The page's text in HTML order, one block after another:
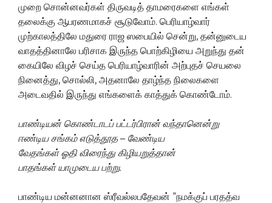
முறை சொன்னவர்கள் திருவடித் தாமரைகளை எங்கள்
தலைக்கு ஆபரணமாகச் சூடுவோம். பெரியாழ்வார்
முற்காலத்திலே மதுரை ராஜ ஸபையில் சென்று, தன்னுடைய
வாதத்தினாலே பரிசாக இருந்த பொற்கிழியை அறுந்து தன்
கையிலே விழச் செய்த பெரியாழ்வாரின் அற்புதச் செயலை
நினைத்து, சொல்லி, அதனாலே தாழ்ந்த நிலைகளை
அடைவதில் இருந்து எங்களைக் காத்துக் கொண்டோம்.
பாண்டியன் கொண்டாடப் பட்டர்பிரான் வந்தானென்று
ஈண்டிய சங்கம் எடுத்தூத – வேண்டிய
வேதங்கள் ஓதி விரைந்து கிழியறுத்தான்
பாதங்கள் யாமுடைய பற்று.
பாண்டிய மன்னனான ஸ்ரீவல்லபதேவன் “நமக்குப் பரதத்வ